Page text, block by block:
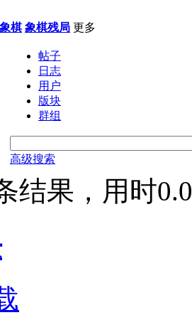
棋 象棋残局 更多
帖子
日志
用户
版块
群组
高级搜索
结果，用时